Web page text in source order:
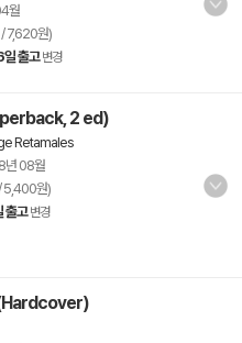
월
7,620원)
출고 변경
2 ed)
Retamales
년 08월
5,400원)
출고 변경